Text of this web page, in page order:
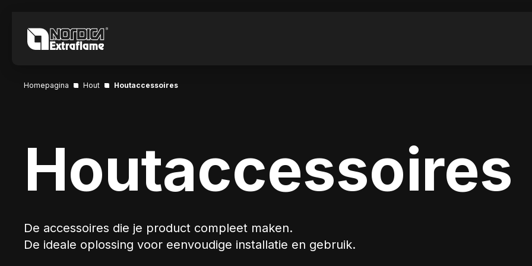
Homepagina Hout Houtaccessoires
Houtaccessoires
De accessoires die je product compleet maken.
De ideale oplossing voor eenvoudige installatie en gebruik.